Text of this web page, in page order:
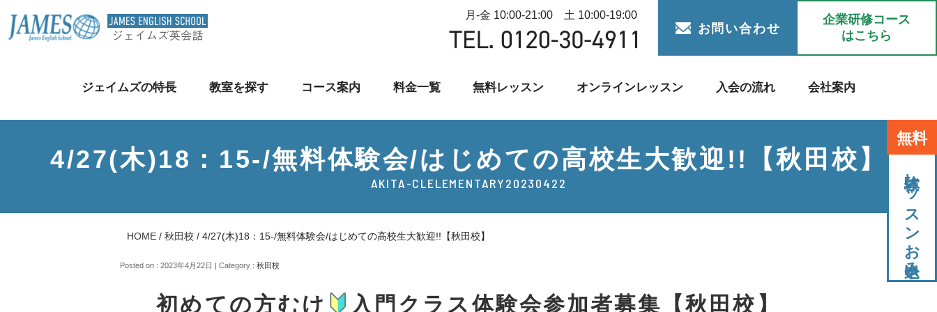
月-金 10:00-21:00 土 10:00-19:00
お問い合わせ
企業研修コース
はこちら
ジェイムズの特長 教室を探す コース案内 料金一覧 無料レッスン オンラインレッスン 入会の流れ 会社案内
無料
体験レッスンお申込み
4/27(木)18：15-/無料体験会/はじめての高校生大歓迎!!【秋田校】
AKITA-CLELEMENTARY20230422
HOME / 秋田校 / 4/27(木)18：15-/無料体験会/はじめての高校生大歓迎!!【秋田校】
Posted on : 2023年4月22日 | Category : 秋田校
初めての方むけ 入門クラス体験会参加者募集【秋田校】